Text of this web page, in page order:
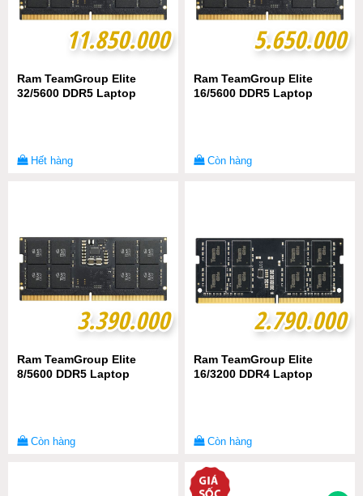
11.850.000
11.850.000
Ram TeamGroup Elite
32/5600 DDR5 Laptop
Hết hàng
5.650.000
5.650.000
Ram TeamGroup Elite
16/5600 DDR5 Laptop
Còn hàng
3.390.000
3.390.000
Ram TeamGroup Elite
8/5600 DDR5 Laptop
Còn hàng
2.790.000
2.790.000
Ram TeamGroup Elite
16/3200 DDR4 Laptop
Còn hàng